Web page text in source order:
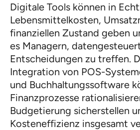
Digitale Tools können in
Lebensmittelkosten,
finanziellen Zustand geben
es Managern,
Entscheidungen zu treffen.
Integration von POS-
und Buchhaltungssoftware
Finanzprozesse
Budgetierung sicherstellen
Kosteneffizienz insgesamt